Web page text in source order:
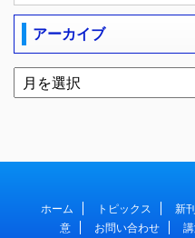
アーカイブ
ホーム トピックス 新
意
お問い合わせ